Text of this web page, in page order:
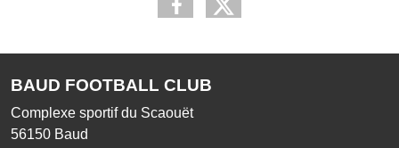
BAUD FOOTBALL CLUB
Complexe sportif du Scaouët
56150 Baud